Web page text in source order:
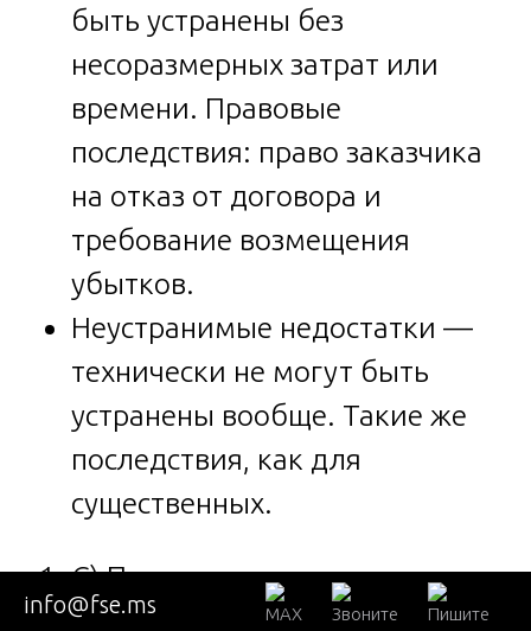
быть устранены без
несоразмерных затрат или
времени. Правовые
последствия: право заказчика
на отказ от договора и
требование возмещения
убытков.
Неустранимые недостатки —
технически не могут быть
устранены вообще. Такие же
последствия, как для
существенных.
C) По причине возникновения:
info@fse.ms